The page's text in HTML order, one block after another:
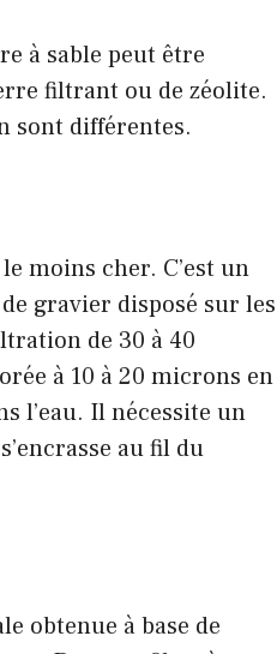
à sable peut être
filtrant ou de zéolite.
sont différentes.
moins cher. C’est un
gravier disposé sur les
de 30 à 40
à 10 à 20 microns en
l’eau. Il nécessite un
au fil du
obtenue à base de